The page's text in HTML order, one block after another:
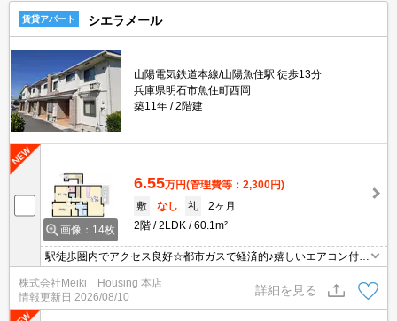
賃貸アパート シエラメール
山陽電気鉄道本線/山陽魚住駅 徒歩13分
兵庫県明石市魚住町西岡
築11年
2階建
画像：14枚
6.55万円(管理費等：2,300円)
敷
なし 礼
2ヶ月
2階
2LDK 60.1m²
駅徒歩圏内でアクセス良好☆都市ガスで経済的♪嬉しいエアコン付
き！
株式会社Meiki Housing 本店
情報更新日 2026/08/10
詳細を見る